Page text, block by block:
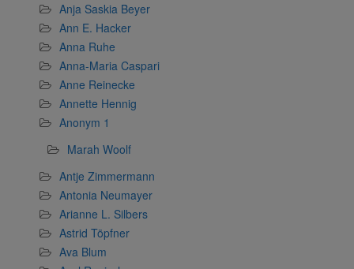
Anja Saskia Beyer
Ann E. Hacker
Anna Ruhe
Anna-Maria Caspari
Anne Reinecke
Annette Hennig
Anonym 1
Marah Woolf
Antje Zimmermann
Antonia Neumayer
Arianne L. Silbers
Astrid Töpfner
Ava Blum